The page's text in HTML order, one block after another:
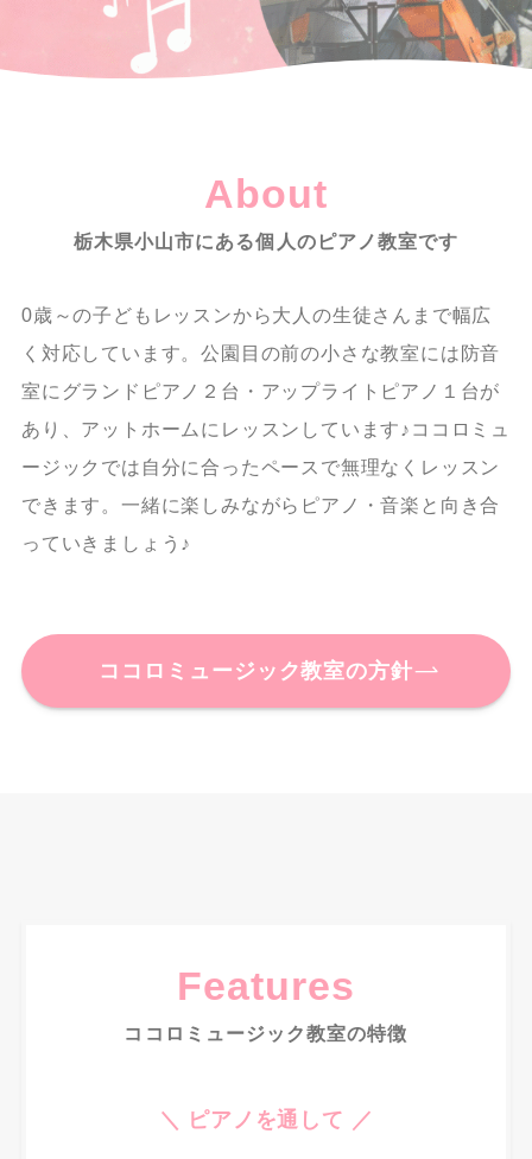
About
栃木県小山市にある個人のピアノ教室です
0歳～の子どもレッスンから大人の生徒さんまで幅広
く対応しています。公園目の前の小さな教室には防音
室にグランドピアノ２台・アップライトピアノ１台が
あり、アットホームにレッスンしています♪ココロミュ
ージックでは自分に合ったペースで無理なくレッスン
できます。一緒に楽しみながらピアノ・音楽と向き合
っていきましょう♪
ココロミュージック教室の方針
Features
ココロミュージック教室の特徴
＼ ピアノを通して ／